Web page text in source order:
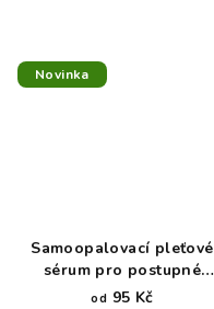
Novinka
Samoopalovací pleťové
sérum pro postupné
opálení
od 95 Kč